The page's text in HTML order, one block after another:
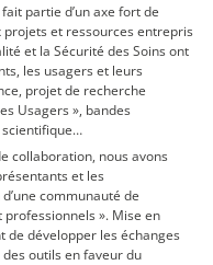
partie d’un axe fort de
projets et ressources entrepris
et la Sécurité des Soins ont
les usagers et leurs
projet de recherche
Usagers », bandes
scientifique…
collaboration, nous avons
et les
communauté de
». Mise en
de développer les échanges
outils en faveur du